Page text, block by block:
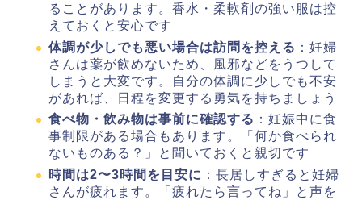
ることがあります。香水・柔軟剤の強い服は控
えておくと安心です
体調が少しでも悪い場合は訪問を控える ：妊婦
さんは薬が飲めないため、風邪などをうつして
しまうと大変です。自分の体調に少しでも不安
があれば、日程を変更する勇気を持ちましょう
食べ物・飲み物は事前に確認する ：妊娠中に食
事制限がある場合もあります。「何か食べられ
ないものある？」と聞いておくと親切です
時間は2〜3時間を目安に ：長居しすぎると妊婦
さんが疲れます。「疲れたら言ってね」と声を